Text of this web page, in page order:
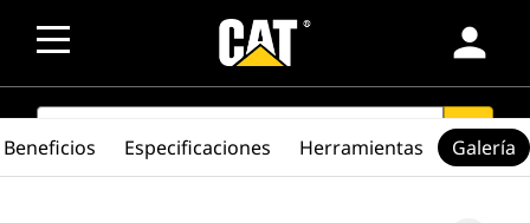
person
SEARCH search
Beneficios Especificaciones Herramientas Galería